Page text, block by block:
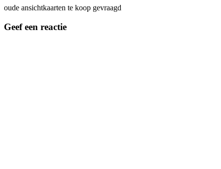
oude ansichtkaarten te koop gevraagd
Geef een reactie